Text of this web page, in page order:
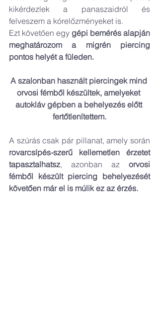
kikérdezlek a panaszaidról és
felveszem a kórelőzményeket is.
Ezt követően egy gépi bemérés alapján
meghatározom a migrén piercing
pontos helyét a füleden.
A szalonban használt piercingek mind
orvosi fémből készültek, amelyeket
autokláv gépben a behelyezés előtt
fertőtlenítettem.
rovarcsípés-szerű kellemetlen érzetet
tapasztalhatsz, azonban az orvosi
fémből készült piercing behelyezését
követően már el is múlik ez az érzés.